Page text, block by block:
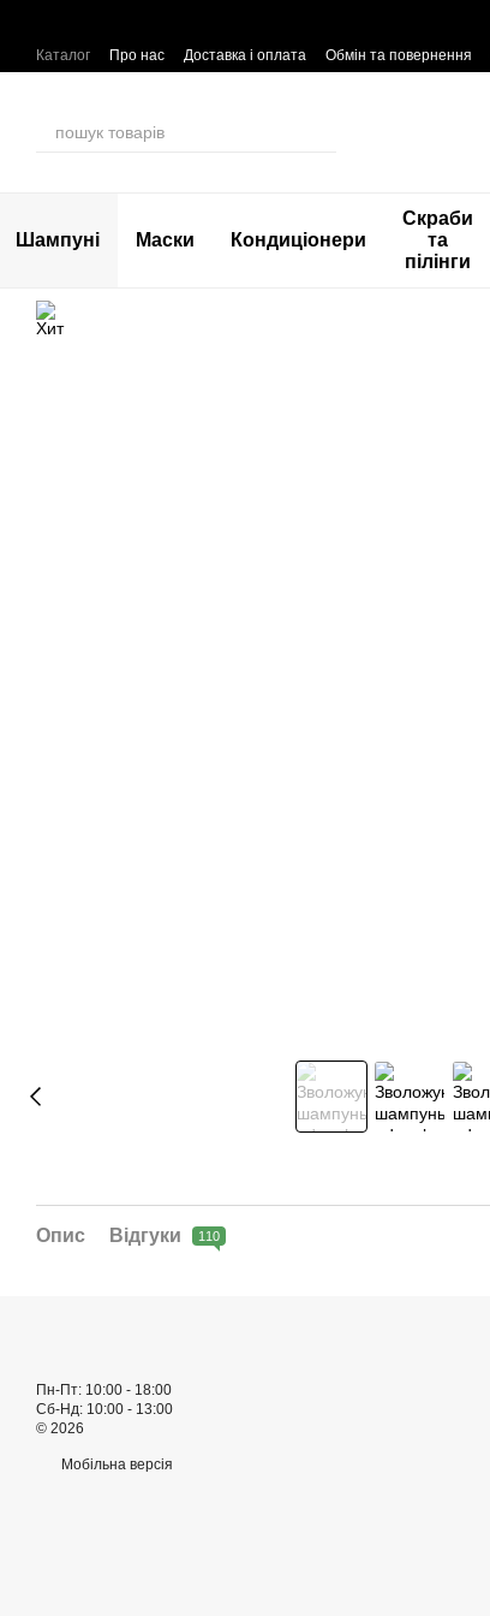
Каталог Про нас Доставка і оплата Обмін та повернення
Шампуні Маски Кондиціонери
Скраби
та
пілінги
Опис Відгуки 110
Пн-Пт: 10:00 - 18:00
Сб-Нд: 10:00 - 13:00
© 2026
Мобільна версія